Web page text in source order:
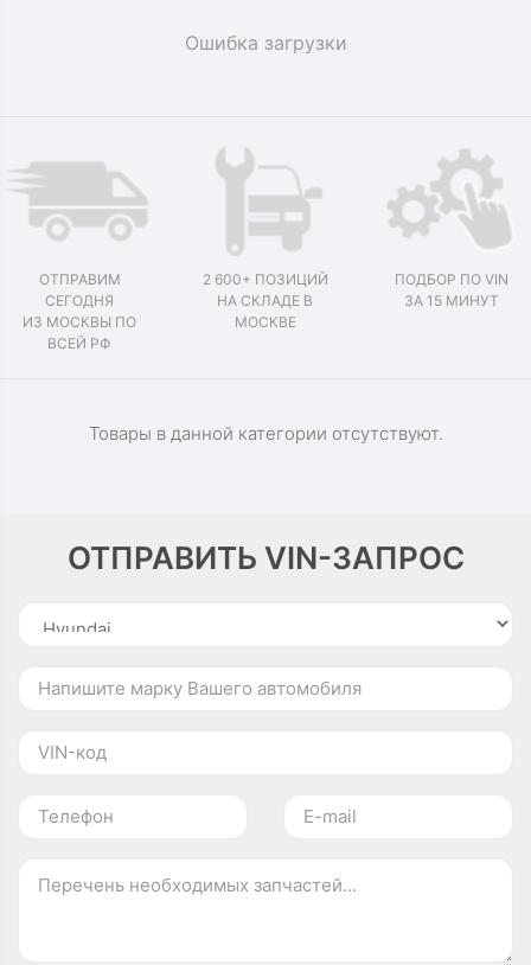
Ошибка загрузки
ОТПРАВИМ
СЕГОДНЯ
ИЗ МОСКВЫ ПО
ВСЕЙ РФ
2 600+ ПОЗИЦИЙ
НА СКЛАДЕ В
МОСКВЕ
ПОДБОР ПО VIN
ЗА 15 МИНУТ
Товары в данной категории отсутствуют.
ОТПРАВИТЬ VIN-ЗАПРОС